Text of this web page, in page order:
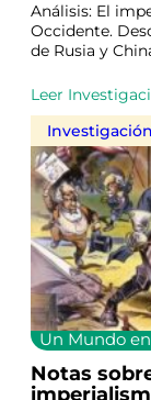
Análisis: El
Occidente.
de Rusia y
Leer
Investigación
Un Mundo
Notas